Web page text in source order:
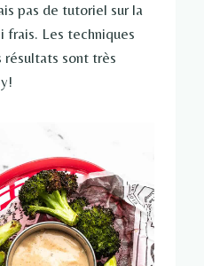
pas de tutoriel sur la
frais. Les techniques
résultats sont très